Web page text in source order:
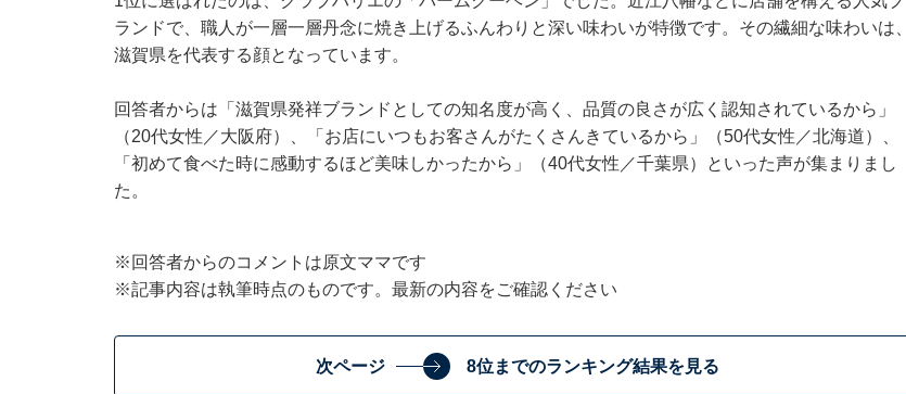
ランドで、職人が一層一層丹念に焼き上げるふんわりと深い味わいが特徴です。その繊細な味わいは、
滋賀県を代表する顔となっています。
回答者からは「滋賀県発祥ブランドとしての知名度が高く、品質の良さが広く認知されているから」
（20代女性／大阪府）、「お店にいつもお客さんがたくさんきているから」（50代女性／北海道）、
「初めて食べた時に感動するほど美味しかったから」（40代女性／千葉県）といった声が集まりまし
た。
※回答者からのコメントは原文ママです
※記事内容は執筆時点のものです。最新の内容をご確認ください
次ページ 8位までのランキング結果を見る